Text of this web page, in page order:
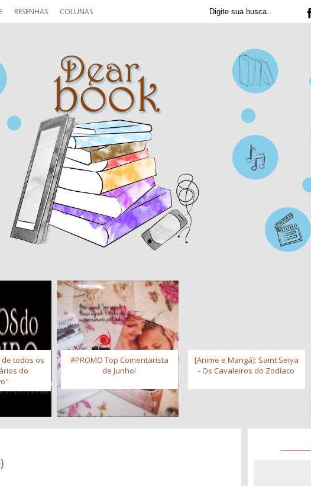
RESENHAS COLUNAS
de todos os
do
#PROMO Top Comentarista
de Junho!
[Anime e Mangá]: Saint Seiya
- Os Cavaleiros do Zodíaco